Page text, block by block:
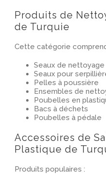
Produits de
de Turquie
Cette catégorie
Seaux de nettoyage
Seaux pour
Pelles à poussière
Ensembles de
Poubelles en
Bacs à déchets
Poubelles à pédale
Accessoires de
Plastique de
Produits populaires :